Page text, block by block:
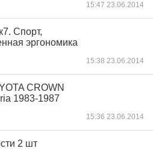
15:47 23.06.2014
Спорт,
эргономика
15:38 23.06.2014
CROWN
1983-1987
15:36 23.06.2014
2 шт